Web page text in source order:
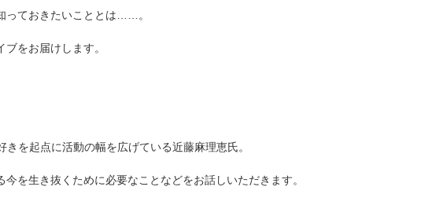
っておきたいこととは……。
をお届けします。
を起点に活動の幅を広げている近藤麻理恵氏。
を生き抜くために必要なことなどをお話しいただきます。